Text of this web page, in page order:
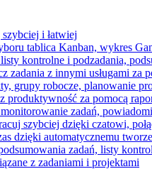
szybciej i łatwiej
tablica Kanban, wykres
kontrolne i podzadania,
zadania z innymi usługami
grupy robocze, planowanie
produktywność za pomocą
zadań,
szybciej dzięki czatowi,
dzięki automatycznemu
zadań, listy
z zadaniami i projektami